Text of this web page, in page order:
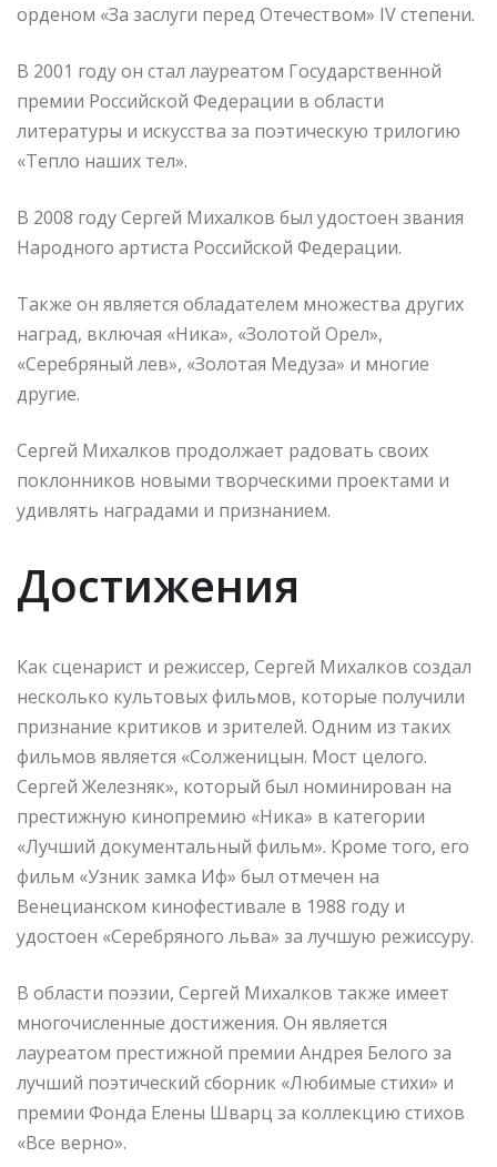
орденом «За заслуги перед Отечеством» IV степени.
В 2001 году он стал лауреатом Государственной
премии Российской Федерации в области
литературы и искусства за поэтическую трилогию
«Тепло наших тел».
В 2008 году Сергей Михалков был удостоен звания
Народного артиста Российской Федерации.
Также он является обладателем множества других
наград, включая «Ника», «Золотой Орел»,
«Серебряный лев», «Золотая Медуза» и многие
другие.
Сергей Михалков продолжает радовать своих
поклонников новыми творческими проектами и
удивлять наградами и признанием.
Достижения
Как сценарист и режиссер, Сергей Михалков создал
несколько культовых фильмов, которые получили
признание критиков и зрителей. Одним из таких
фильмов является «Солженицын. Мост целого.
Сергей Железняк», который был номинирован на
престижную кинопремию «Ника» в категории
«Лучший документальный фильм». Кроме того, его
фильм «Узник замка Иф» был отмечен на
Венецианском кинофестивале в 1988 году и
удостоен «Серебряного льва» за лучшую режиссуру.
В области поэзии, Сергей Михалков также имеет
многочисленные достижения. Он является
лауреатом престижной премии Андрея Белого за
лучший поэтический сборник «Любимые стихи» и
премии Фонда Елены Шварц за коллекцию стихов
«Все верно».